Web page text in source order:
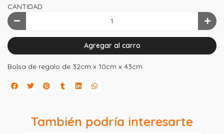
CANTIDAD
Agregar al carro
Bolsa de regalo de 32cm x 10cm x 43cm
También podría interesarte